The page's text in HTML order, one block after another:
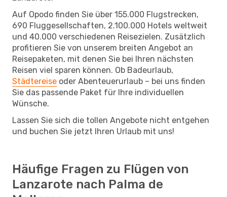
Auf Opodo finden Sie über 155.000 Flugstrecken,
690 Fluggesellschaften, 2.100.000 Hotels weltweit
und 40.000 verschiedenen Reisezielen. Zusätzlich
profitieren Sie von unserem breiten Angebot an
Reisepaketen, mit denen Sie bei Ihren nächsten
Reisen viel sparen können. Ob Badeurlaub,
Städtereise oder Abenteuerurlaub – bei uns finden
Sie das passende Paket für Ihre individuellen
Wünsche.
Lassen Sie sich die tollen Angebote nicht entgehen
und buchen Sie jetzt Ihren Urlaub mit uns!
Häufige Fragen zu Flügen von
Lanzarote nach Palma de